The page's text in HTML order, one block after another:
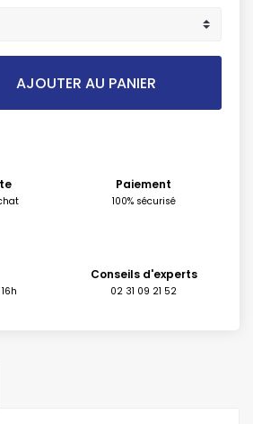
AJOUTER AU PANIER
Paiement
100% sécurisé
Conseils d'experts
02 31 09 21 52